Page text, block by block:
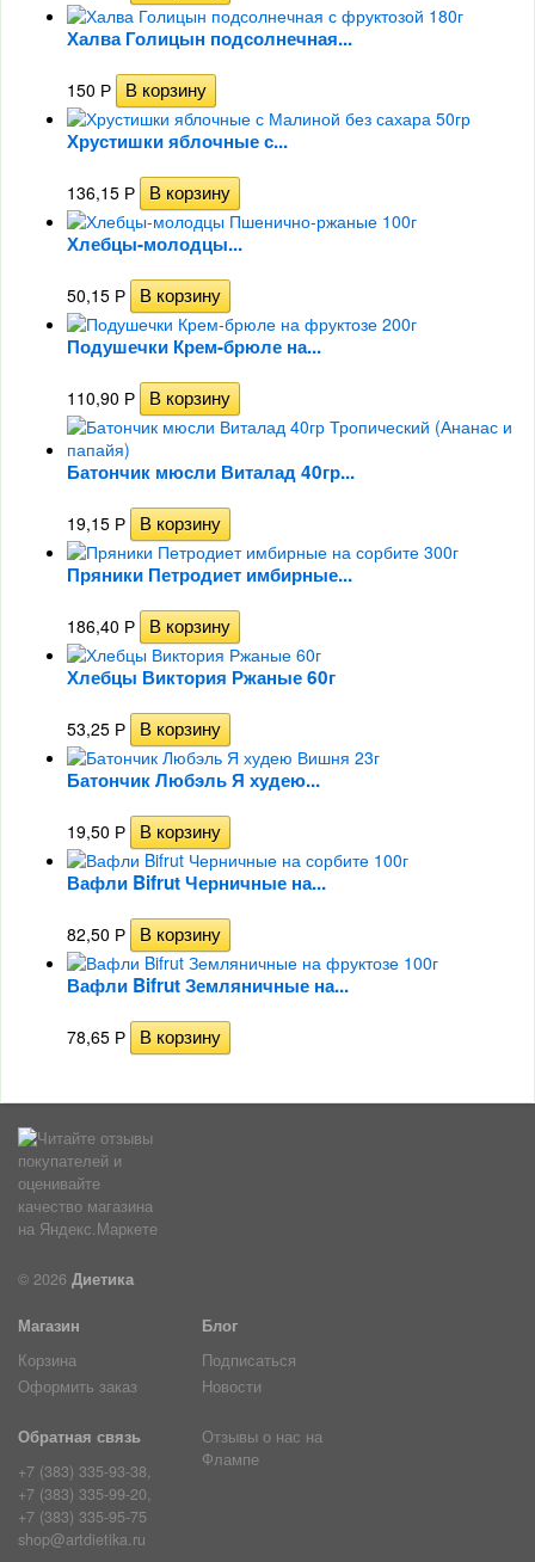
Халва Голицын подсолнечная...
150 Р
Хрустишки яблочные с...
136,15 Р
Хлебцы-молодцы...
50,15 Р
Подушечки Крем-брюле на...
110,90 Р
Батончик мюсли Виталад 40гр...
19,15 Р
Пряники Петродиет имбирные...
186,40 Р
Хлебцы Виктория Ржаные 60г
53,25 Р
Батончик Любэль Я худею...
19,50 Р
Вафли Bifrut Черничные на...
82,50 Р
Вафли Bifrut Земляничные на...
78,65 Р
© 2026 Диетика
Магазин
Корзина
Оформить заказ
Блог
Подписаться
Новости
Обратная связь
+7 (383) 335-93-38,
+7 (383) 335-99-20,
+7 (383) 335-95-75
shop@artdietika.ru
Отзывы о нас на
Флампе